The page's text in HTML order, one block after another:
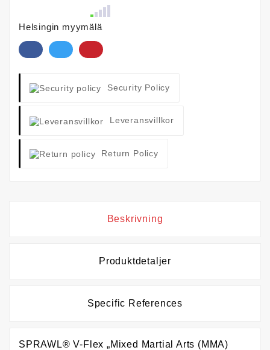
Helsingin myymälä
Security Policy
Leveransvillkor
Return Policy
Beskrivning
Produktdetaljer
Specific References
SPRAWL® V-Flex „Mixed Martial Arts (MMA)